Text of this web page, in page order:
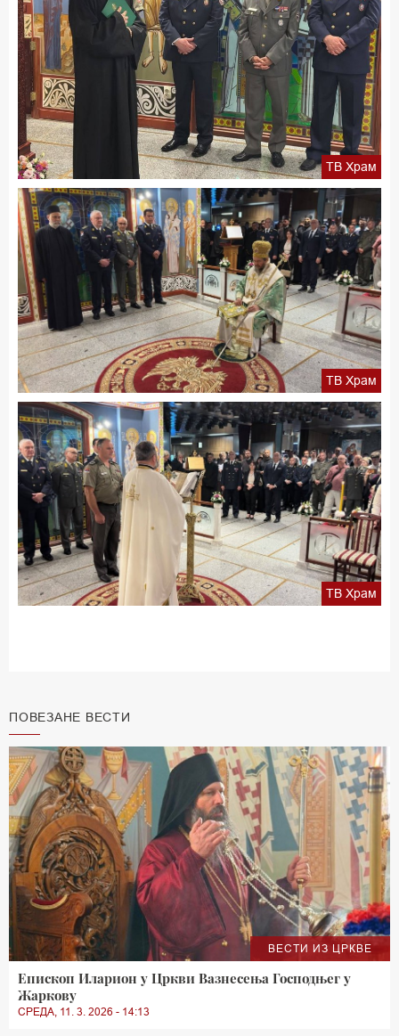
ТВ Храм
ТВ Храм
ТВ Храм
ПОВЕЗАНЕ ВЕСТИ
ВЕСТИ ИЗ ЦРКВЕ
Епископ Иларион у Цркви Вазнесења Господњег у
Жаркову
СРЕДА, 11. 3. 2026 - 14:13